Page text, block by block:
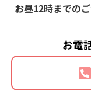
お昼12時までの
お電